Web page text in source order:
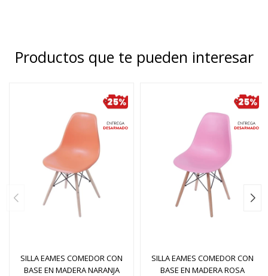
Productos que te pueden interesar
SILLA EAMES COMEDOR CON
BASE EN MADERA NARANJA
SILLA EAMES COMEDOR CON
BASE EN MADERA ROSA